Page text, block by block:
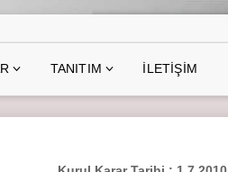
TANITIM İLETIŞIM